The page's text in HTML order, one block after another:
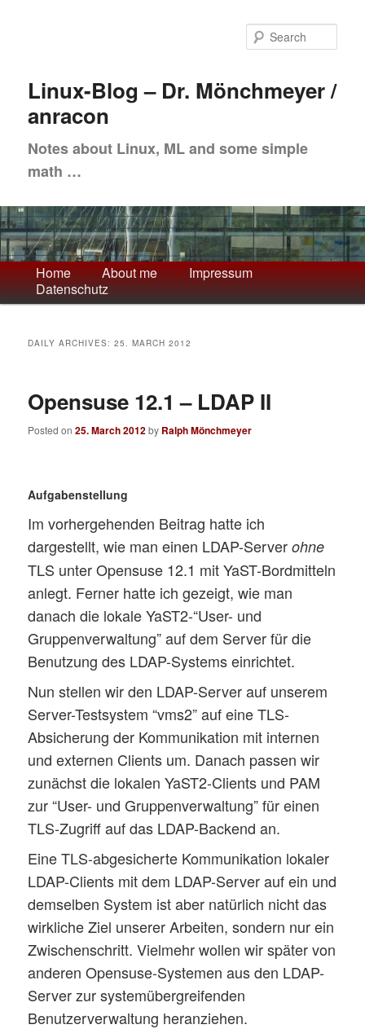
content
contentLinux-Blog – Dr. Mönchmeyer /
anracon
Notes about Linux, ML and some simple
math …
Main
menu
Home About me
Impressum
Datenschutz
DAILY ARCHIVES:25. MARCH 2012
Opensuse 12.1 – LDAP II
Posted on25. March 2012by Ralph Mönchmeyer
Aufgabenstellung
Im vorhergehenden Beitrag hatte ich
dargestellt, wie man einen LDAP-Serverohne
TLS unter Opensuse 12.1 mit YaST-Bordmitteln
anlegt. Ferner hatte ich gezeigt, wie man
danach die lokale YaST2-“User- und
Gruppenverwaltung” auf dem Server für die
Benutzung des LDAP-Systems einrichtet.
Nun stellen wir den LDAP-Server auf unserem
Server-Testsystem “vms2” auf eine TLS-
Absicherung der Kommunikation mit internen
und externen Clients um. Danach passen wir
zunächst die lokalen YaST2-Clients und PAM
zur “User- und Gruppenverwaltung” für einen
TLS-Zugriff auf das LDAP-Backend an.
Eine TLS-abgesicherte Kommunikation lokaler
LDAP-Clients mit dem LDAP-Server auf ein und
demselben System ist aber natürlich nicht das
wirkliche Ziel unserer Arbeiten, sondern nur ein
Zwischenschritt. Vielmehr wollen wir später von
anderen Opensuse-Systemen aus den LDAP-
Server zur systemübergreifenden
Benutzerverwaltung heranziehen.